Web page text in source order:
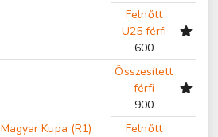
Felnőtt
U25 férfi
600
Kupa (R1)
Összesített
férfi
900
Felnőtt